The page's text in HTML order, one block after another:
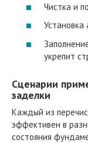
Чистка и
Установка
укрепит
Сценарии
заделки
Каждый из
эффективен в
состояния